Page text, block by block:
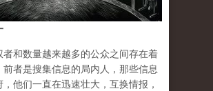
者和数量越来越多的公众之间存在着
前者是搜集信息的局内人，那些信息
，他们一直在迅速壮大，互换情报，